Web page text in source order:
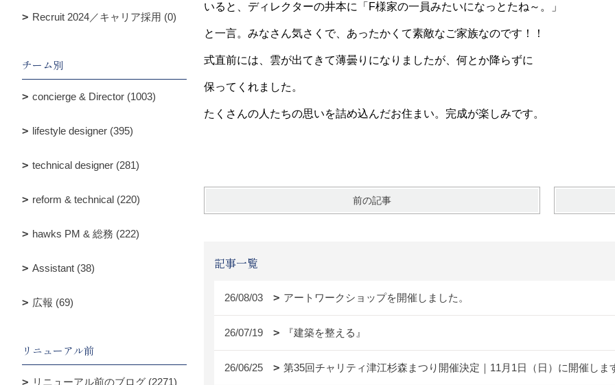
いると、ディレクターの井本に「F様家の一員みたいになっとたね～。」
と一言。みなさん気さくで、あったかくて素敵なご家族なのです！！
式直前には、雲が出てきて薄曇りになりましたが、何とか降らずに
保ってくれました。
たくさんの人たちの思いを詰め込んだお住まい。完成が楽しみです。
前の記事
記事一覧
26/08/03 アートワークショップを開催しました。
26/07/19 『建築を整える』
26/06/25 第35回チャリティ津江杉森まつり開催決定｜11月1日（日）に開催しま
Recruit 2024／キャリア採用 (0)
チーム別
concierge & Director (1003)
lifestyle designer (395)
technical designer (281)
reform & technical (220)
hawks PM & 総務 (222)
Assistant (38)
広報 (69)
リニューアル前
リニューアル前のブログ (2271)